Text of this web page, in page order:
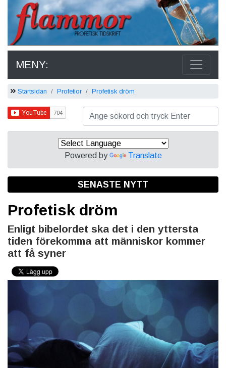
MENY:
Startsidan Profetior Profetisk dröm
Powered by Translate
SENASTE NYTT
Profetisk dröm
Enligt bibelordet ska det i den yttersta
tiden förekomma att människor kommer
att få syner